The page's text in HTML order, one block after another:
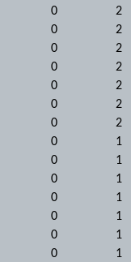
0
2
0
2
0
2
0
2
0
2
0
2
0
2
0
1
0
1
0
1
0
1
0
1
0
1
0
1